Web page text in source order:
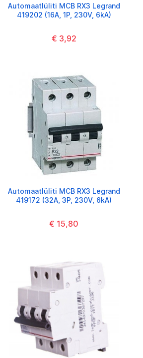
Automaatlüliti MCB RX3 Legrand
419202 (16A, 1P, 230V, 6kA)
€ 3,92
Automaatlüliti MCB RX3 Legrand
419172 (32A, 3P, 230V, 6kA)
€ 15,80